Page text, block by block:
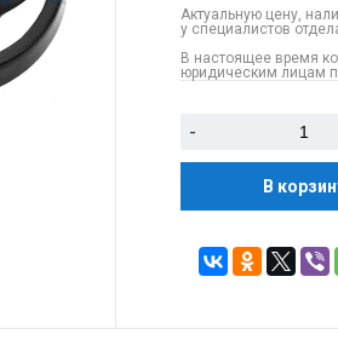
Актуальную цену,
у специалистов
В настоящее время
юридическим лицам
-
В